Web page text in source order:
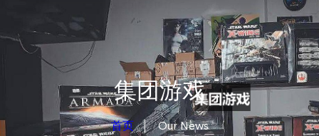
集团游戏
首页 Our News